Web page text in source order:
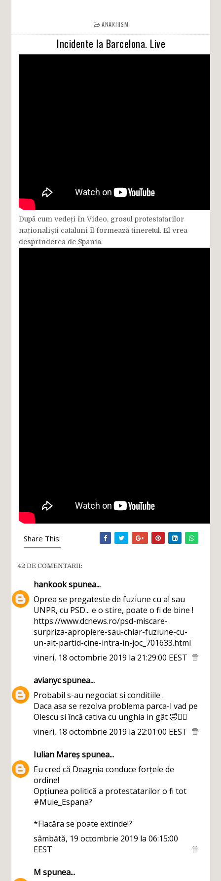
ANARHISM
Incidente la Barcelona. Live
După cum vedeți în Video, grosul protestatarilor
naționaliști cataluni îl formează tineretul. El vrea
desprinderea de Spania.
Share This:
42 DE COMENTARII:
hankookspunea...
Oprea se pregateste de fuziune cu al sau
UNPR, cu PSD... e o stire, poate o fi de bine !
https://www.dcnews.ro/psd-miscare-
surpriza-apropiere-sau-chiar-fuziune-cu-
un-alt-partid-cine-intra-in-joc_701633.html
vineri, 18 octombrie 2019 la 21:29:00 EEST
avianycspunea...
Probabil s-au negociat si conditiile .
Daca asa se rezolva problema parca-l vad pe
Olescu si încă cativa cu unghia in gât 🤣🙋‍♂️
vineri, 18 octombrie 2019 la 22:01:00 EEST
Iulian Mareșspunea...
Eu cred că Deagnia conduce forțele de
ordine!
Opțiunea politică a protestatarilor o fi tot
#Muie_Espana?
*Flacăra se poate extinde!?
sâmbătă, 19 octombrie 2019 la 06:15:00
EEST
M spunea...